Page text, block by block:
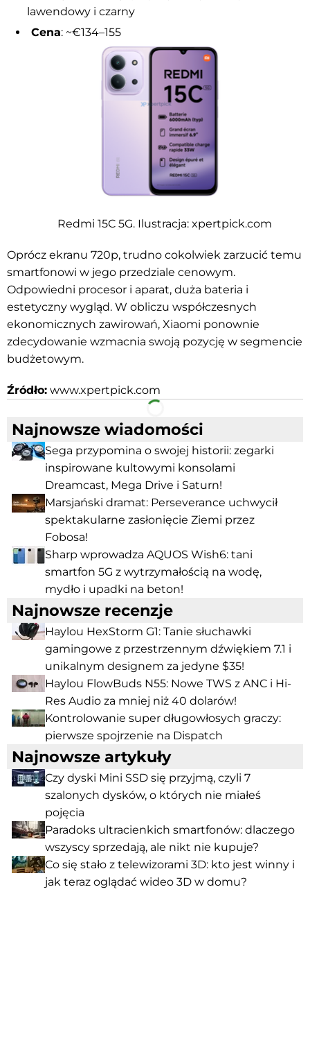
lawendowy i czarny
Cena: ~€134–155
Redmi 15C 5G. Ilustracja: xpertpick.com
Oprócz ekranu 720p, trudno cokolwiek zarzucić temu
smartfonowi w jego przedziale cenowym.
Odpowiedni procesor i aparat, duża bateria i
estetyczny wygląd. W obliczu współczesnych
ekonomicznych zawirowań, Xiaomi ponownie
zdecydowanie wzmacnia swoją pozycję w segmencie
budżetowym.
Źródło: www.xpertpick.com
Facebook Telegram
Najnowsze wiadomości
Sega przypomina o swojej historii: zegarki
inspirowane kultowymi konsolami
Dreamcast, Mega Drive i Saturn!
Marsjański dramat: Perseverance uchwycił
spektakularne zasłonięcie Ziemi przez
Fobosa!
Sharp wprowadza AQUOS Wish6: tani
smartfon 5G z wytrzymałością na wodę,
mydło i upadki na beton!
Najnowsze recenzje
Haylou HexStorm G1: Tanie słuchawki
gamingowe z przestrzennym dźwiękiem 7.1 i
unikalnym designem za jedyne $35!
Haylou FlowBuds N55: Nowe TWS z ANC i Hi-
Res Audio za mniej niż 40 dolarów!
Kontrolowanie super długowłosych graczy:
pierwsze spojrzenie na Dispatch
Najnowsze artykuły
Czy dyski Mini SSD się przyjmą, czyli 7
szalonych dysków, o których nie miałeś
pojęcia
Paradoks ultracienkich smartfonów: dlaczego
wszyscy sprzedają, ale nikt nie kupuje?
Co się stało z telewizorami 3D: kto jest winny i
jak teraz oglądać wideo 3D w domu?